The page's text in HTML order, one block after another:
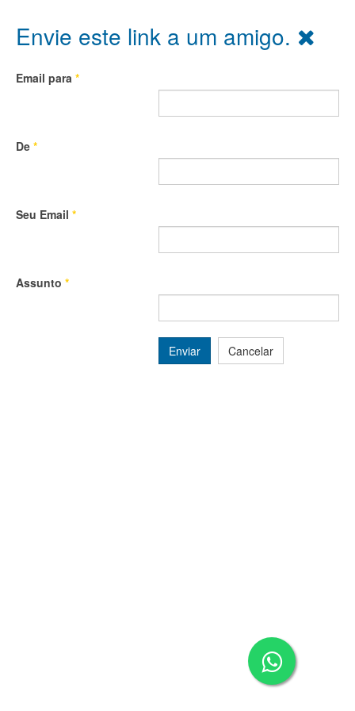
Envie este link a um amigo.
Email para *
De *
Seu Email *
Assunto *
Enviar Cancelar